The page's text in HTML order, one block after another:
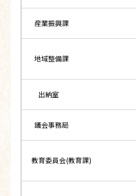
産業振興課
地域整備課
出納室
議会事務局
教育委員会(教育課)